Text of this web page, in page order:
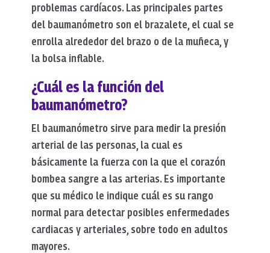
problemas cardíacos. Las principales partes
del baumanómetro son el brazalete, el cual se
enrolla alrededor del brazo o de la muñeca, y
la bolsa inflable.
¿Cuál es la función del
baumanómetro?
El baumanómetro sirve para medir la presión
arterial de las personas, la cual es
básicamente la fuerza con la que el corazón
bombea sangre a las arterias. Es importante
que su médico le indique cuál es su rango
normal para detectar posibles enfermedades
cardiacas y arteriales, sobre todo en adultos
mayores.